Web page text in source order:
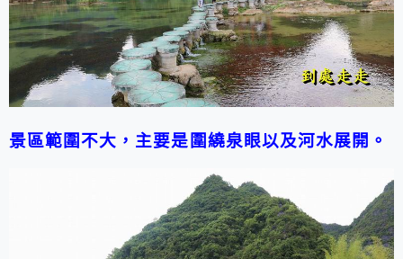
景區範圍不大，主要是圍繞泉眼以及河水展開。